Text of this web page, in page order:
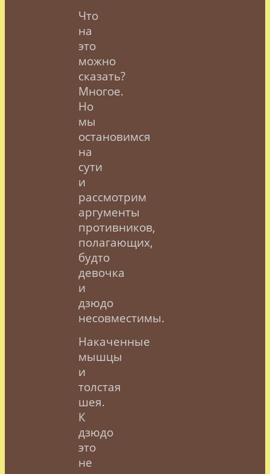
Что
на
это
можно
сказать?
Многое.
Но
мы
остановимся
на
сути
и
рассмотрим
аргументы
противников,
полагающих,
будто
девочка
и
дзюдо
несовместимы.
Накаченные
мышцы
и
толстая
шея.
К
дзюдо
это
не